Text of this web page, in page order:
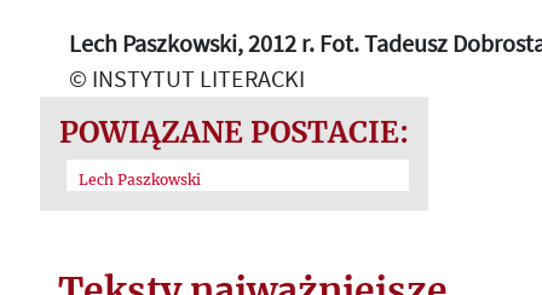
Lech Paszkowski, 2012 r. Fot. Tadeusz
© INSTYTUT LITERACKI
POWIĄZANE POSTACIE:
Lech Paszkowski